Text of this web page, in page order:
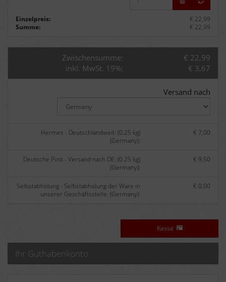
Einzelpreis:
€ 22,99
Summe:
€ 22,99
Zwischensumme:
€ 22,99
inkl. MwSt. 19%:
€ 3,67
Versand nach
Hermes - Deutschlandweit: (0.25 kg)
(Germany):
€ 7,00
Deutsche Post - Versand nach DE: (0.25 kg)
(Germany):
€ 9,50
Selbstabholung - Selbstabholung der Ware in
unserer Geschäftsstelle. (Germany):
€ 0,00
Kasse
Ihr Guthabenkonto